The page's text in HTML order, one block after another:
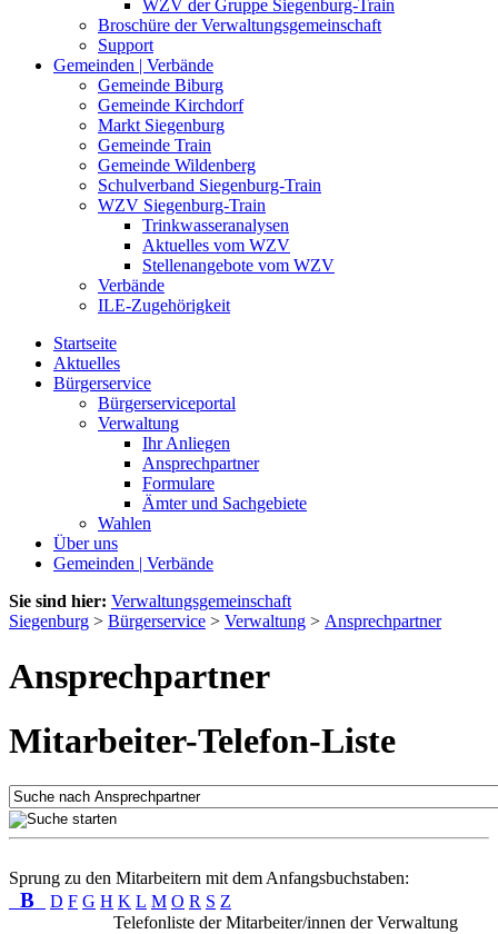
WZV der Gruppe Siegenburg-Train
Broschüre der Verwaltungsgemeinschaft
Support
Gemeinden | Verbände
Gemeinde Biburg
Gemeinde Kirchdorf
Markt Siegenburg
Gemeinde Train
Gemeinde Wildenberg
Schulverband Siegenburg-Train
WZV Siegenburg-Train
Trinkwasseranalysen
Aktuelles vom WZV
Stellenangebote vom WZV
Verbände
ILE-Zugehörigkeit
Startseite
Aktuelles
Bürgerservice
Bürgerserviceportal
Verwaltung
Ihr Anliegen
Ansprechpartner
Formulare
Ämter und Sachgebiete
Wahlen
Über uns
Gemeinden | Verbände
Sie sind hier: Verwaltungsgemeinschaft
Siegenburg > Bürgerservice > Verwaltung > Ansprechpartner
Ansprechpartner
Mitarbeiter-Telefon-Liste
Sprung zu den Mitarbeitern mit dem Anfangsbuchstaben:
B D F G H K L M O R S Z
Telefonliste der Mitarbeiter/innen der Verwaltung